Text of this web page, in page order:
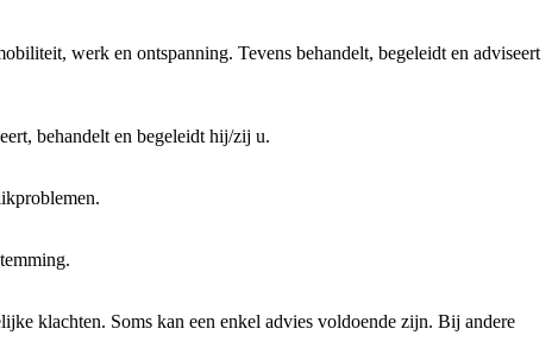
werk en ontspanning. Tevens behandelt, begeleidt en adviseert
behandelt en begeleidt hij/zij u.
klachten. Soms kan een enkel advies voldoende zijn. Bij andere